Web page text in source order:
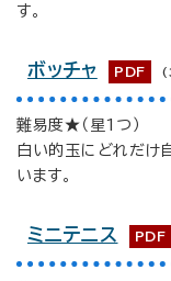
す。
ボッチャ PDF
難易度★（星1つ）
白い的玉にどれだけ
います。
ミニテニス PDF